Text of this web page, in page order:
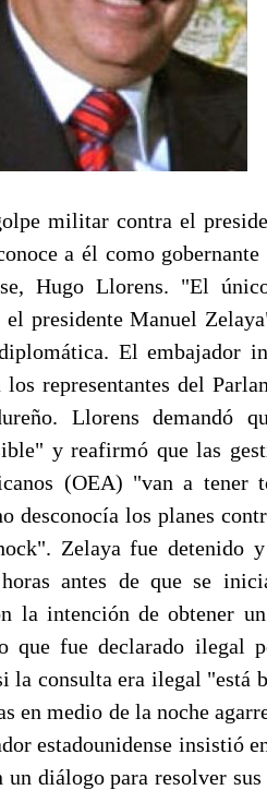
militar contra el
a él como
Hugo Llorens. "El
presidente Manuel
El embajador
representantes del
Llorens demandó
y reafirmó que las
(OEA) "van a tener
desconocía los planes
Zelaya fue detenido
antes de que se
la intención de obtener
que fue declarado
la consulta era ilegal "está
en medio de la noche
estadounidense insistió
diálogo para resolver